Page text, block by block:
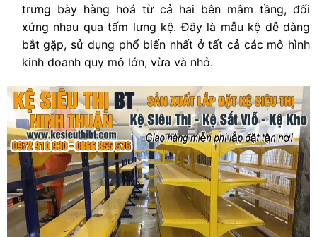
trưng bày hàng hoá từ cả hai bên mâm tầng, đối
xứng nhau qua tấm lưng kệ. Đây là mẫu kệ dễ dàng
bắt gặp, sử dụng phổ biến nhất ở tất cả các mô hình
kinh doanh quy mô lớn, vừa và nhỏ.